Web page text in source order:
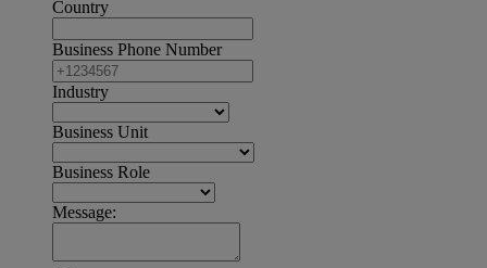
Country
Business Phone Number
Industry
Business Unit
Business Role
Message: